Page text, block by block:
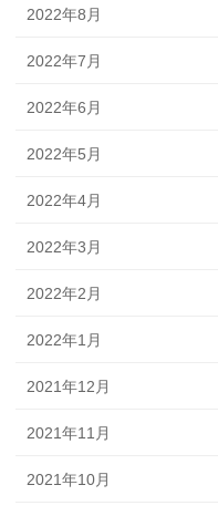
2022年8月
2022年7月
2022年6月
2022年5月
2022年4月
2022年3月
2022年2月
2022年1月
2021年12月
2021年11月
2021年10月